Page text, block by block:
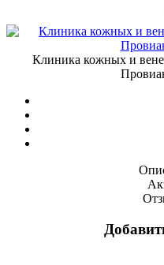
Клиника кожных и